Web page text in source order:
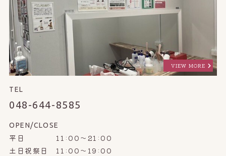
VIEW MORE
TEL
048-644-8585
OPEN/CLOSE
平日 11:00～21:00
土日祝祭日 11:00～19:00